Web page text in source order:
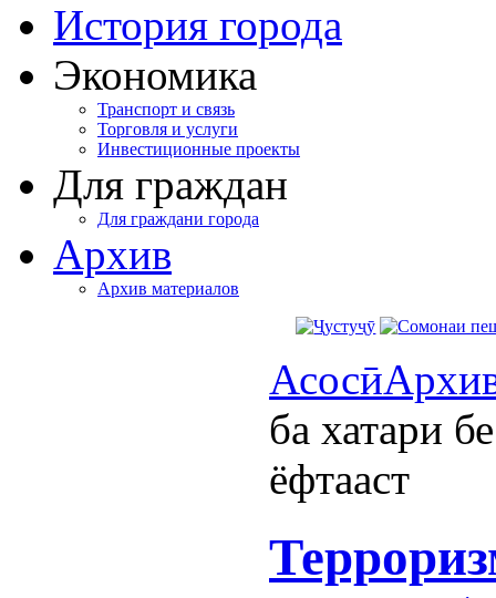
История города
Экономика
Транспорт и связь
Торговля и услуги
Инвестиционные проекты
Для граждан
Для граждани города
Архив
Архив материалов
Асосӣ
ба хатари
ёфтааст